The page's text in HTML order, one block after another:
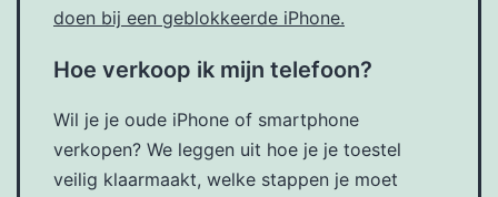
doen bij een geblokkeerde iPhone.
Hoe verkoop ik mijn telefoon?
Wil je je oude iPhone of smartphone
verkopen? We leggen uit hoe je je toestel
veilig klaarmaakt, welke stappen je moet